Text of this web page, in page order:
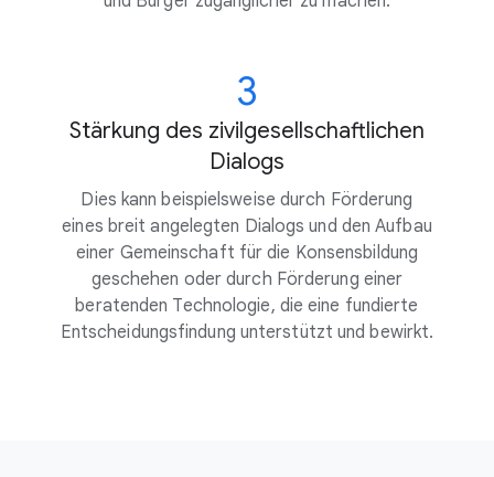
3
Stärkung des zivilgesellschaftlichen
Dialogs
Dies kann beispielsweise durch Förderung
eines breit angelegten Dialogs und den Aufbau
einer Gemeinschaft für die Konsensbildung
geschehen oder durch Förderung einer
beratenden Technologie, die eine fundierte
Entscheidungsfindung unterstützt und bewirkt.